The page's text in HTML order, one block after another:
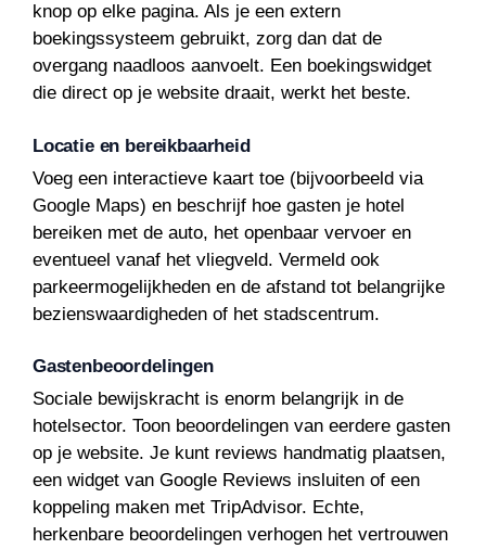
knop op elke pagina. Als je een extern
boekingssysteem gebruikt, zorg dan dat de
overgang naadloos aanvoelt. Een boekingswidget
die direct op je website draait, werkt het beste.
Locatie en bereikbaarheid
Voeg een interactieve kaart toe (bijvoorbeeld via
Google Maps) en beschrijf hoe gasten je hotel
bereiken met de auto, het openbaar vervoer en
eventueel vanaf het vliegveld. Vermeld ook
parkeermogelijkheden en de afstand tot belangrijke
bezienswaardigheden of het stadscentrum.
Gastenbeoordelingen
Sociale bewijskracht is enorm belangrijk in de
hotelsector. Toon beoordelingen van eerdere gasten
op je website. Je kunt reviews handmatig plaatsen,
een widget van Google Reviews insluiten of een
koppeling maken met TripAdvisor. Echte,
herkenbare beoordelingen verhogen het vertrouwen